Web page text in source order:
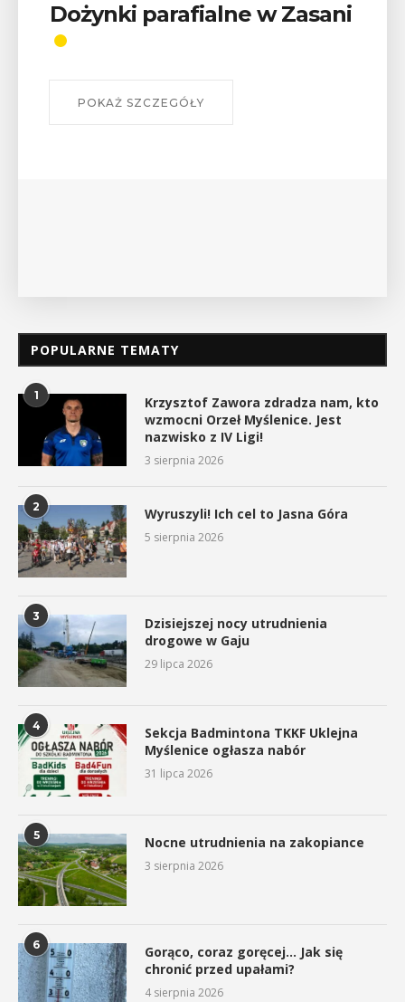
Wykład „Jak zdobyć
odznaki na myślenickich
W środę 12 sierpnia o godz. 17 w Miejskiej
POPULARNE TEMATY
1
Krzysztof Zawora zdradza nam, kto
wzmocni Orzeł Myślenice. Jest
nazwisko z IV Ligi!
3 sierpnia 2026
2 Wyruszyli! Ich cel to Jasna Góra
5 sierpnia 2026
3
Dzisiejszej nocy utrudnienia
drogowe w Gaju
29 lipca 2026
4
Sekcja Badmintona TKKF Uklejna
Myślenice ogłasza nabór
31 lipca 2026
5 Nocne utrudnienia na zakopiance
3 sierpnia 2026
6
Gorąco, coraz goręcej… Jak się
chronić przed upałami?
4 sierpnia 2026